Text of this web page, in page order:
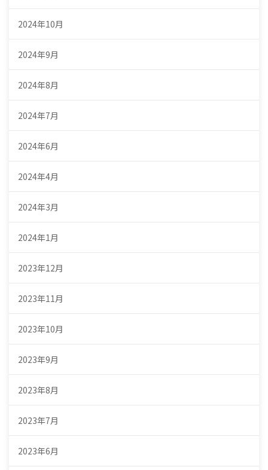
2024年10月
2024年9月
2024年8月
2024年7月
2024年6月
2024年4月
2024年3月
2024年1月
2023年12月
2023年11月
2023年10月
2023年9月
2023年8月
2023年7月
2023年6月